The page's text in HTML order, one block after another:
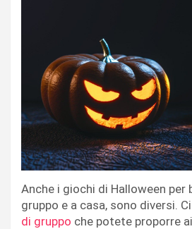
Anche i giochi di Halloween per
gruppo e a casa, sono diversi.
di gruppo che potete proporre